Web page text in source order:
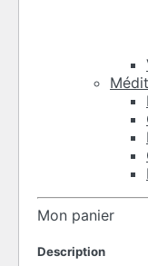
Mon panier
Description